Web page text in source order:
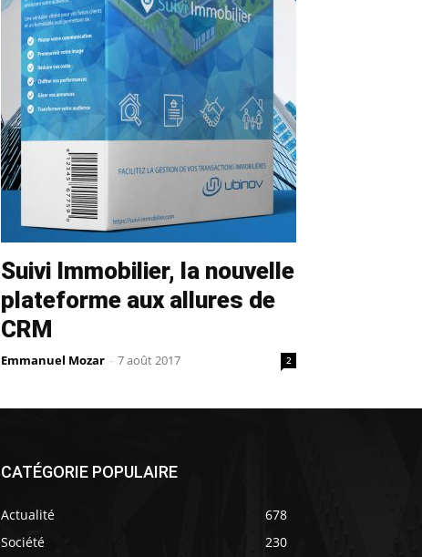
Suivi Immobilier, la nouvelle
plateforme aux allures de
CRM
Emmanuel Mozar - 7 août 2017 2
CATÉGORIE POPULAIRE
Actualité
678
Société
230